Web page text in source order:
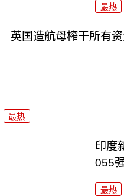
最热
英国造航母榨干所有
最热
印度
055强
最热